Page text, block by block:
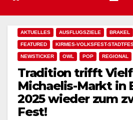
AKTUELLES AUSFLUGSZIELE BRAKEL
FEATURED KIRMES-VOLKSFEST-
NEWSTICKER OWL POP REGIONAL
Tradition trifft
Michaelis-Markt in
2025 wieder zum
Fest!